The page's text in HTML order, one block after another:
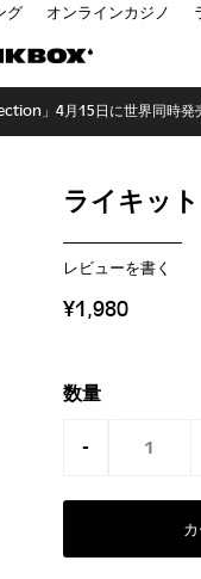
グ オンラインカジノ
」4月15日に世界同時発
ライキット
レビューを書く
¥1,980
数量
-